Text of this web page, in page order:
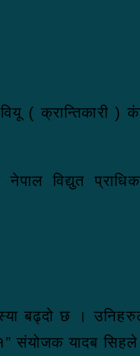
( क्रान्तिकारी )
नेपाल विद्युत
बढ्दो छ ।
संयोजक यादब सिहले